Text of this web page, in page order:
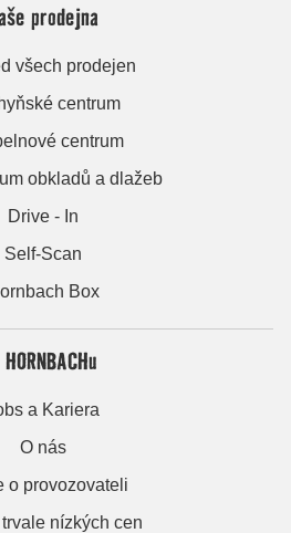
prodejna
všech prodejen
centrum
centrum
obkladů a dlažeb
Drive - In
Self-Scan
Box
a Kariera
O nás
o provozovateli
nízkých cen